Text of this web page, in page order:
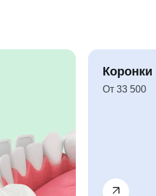
Коронки
От 33 500